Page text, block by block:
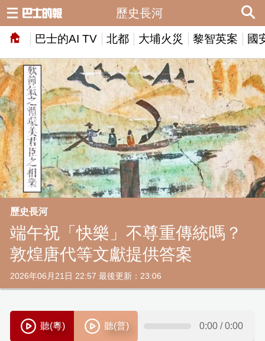
巴士的AI TV 北都 大埔火災 黎智英案 國
歷史長河
歷史長河
端午祝「快樂」不尊重傳統嗎？
敦煌唐代等文獻提供答案
2026年06月21日 22:57 最後更新：23:06